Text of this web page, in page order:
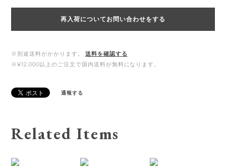
再入荷についてお問い合わせをする
※別途送料がかかります。
送料を確認する
※¥12,000以上のご注文で国内送料が無料になります。
通報する
Related Items